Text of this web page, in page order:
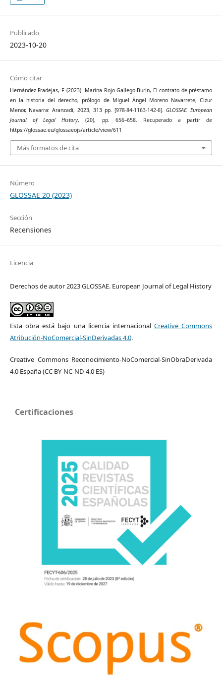
Publicado
2023-10-20
Cómo citar
Hernández Fradejas, F. (2023). Marina Rojo Gallego-Burín, El contrato de préstamo
en la historia del derecho, prólogo de Miguel Ángel Moreno Navarrete, Cizur
Menor, Navarra: Aranzadi, 2023, 313 pp. [978-84-1163-142-6].GLOSSAE. European
Journal of Legal History, (20), pp. 656–658. Recuperado a partir de
https://glossae.eu/glossaeojs/article/view/611
Más formatos de cita
Número
GLOSSAE 20 (2023)
Sección
Recensiones
Licencia
Derechos de autor 2023 GLOSSAE. European Journal of Legal History
Esta obra está bajo una licencia internacional Creative Commons
Atribución-NoComercial-SinDerivadas 4.0.
Creative Commons Reconocimiento-NoComercial-SinObraDerivada
4.0 España (CC BY-NC-ND 4.0 ES)
Certificaciones